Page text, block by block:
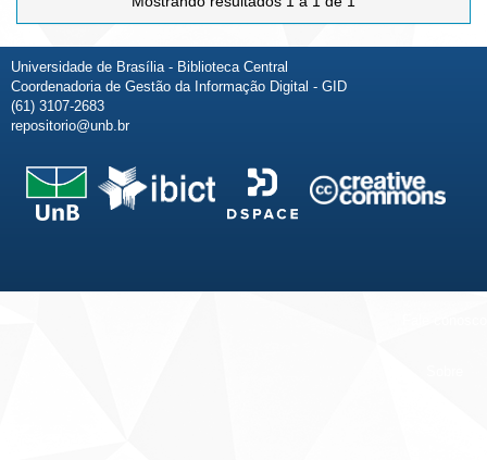
Universidade de Brasília - Biblioteca Central
Coordenadoria de Gestão da Informação Digital - GID
(61) 3107-2683
repositorio@unb.br